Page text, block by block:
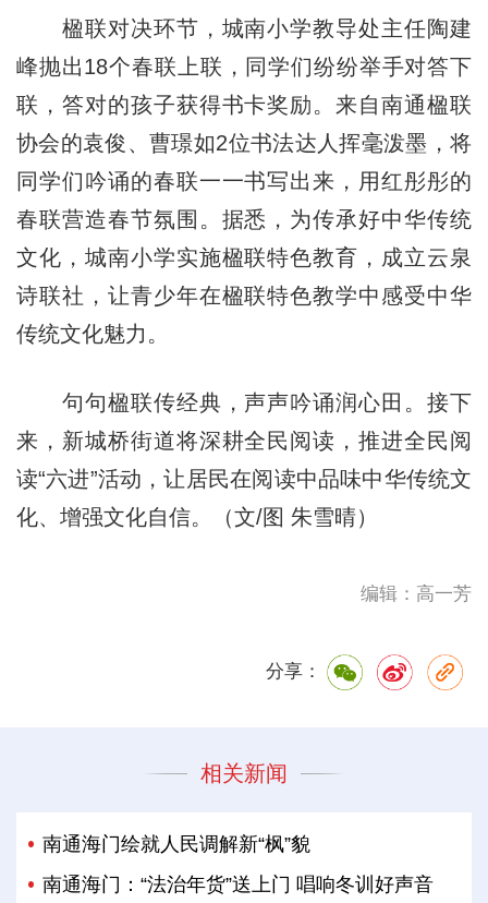
楹联对决环节，城南小学教导处主任陶建
峰抛出18个春联上联，同学们纷纷举手对答下
联，答对的孩子获得书卡奖励。来自南通楹联
协会的袁俊、曹璟如2位书法达人挥毫泼墨，将
同学们吟诵的春联一一书写出来，用红彤彤的
春联营造春节氛围。据悉，为传承好中华传统
文化，城南小学实施楹联特色教育，成立云泉
诗联社，让青少年在楹联特色教学中感受中华
传统文化魅力。
句句楹联传经典，声声吟诵润心田。接下
来，新城桥街道将深耕全民阅读，推进全民阅
读“六进”活动，让居民在阅读中品味中华传统文
化、增强文化自信。（文/图 朱雪晴）
编辑：高一芳
分享：
相关新闻
南通海门绘就人民调解新“枫”貌
南通海门：“法治年货”送上门 唱响冬训好声音